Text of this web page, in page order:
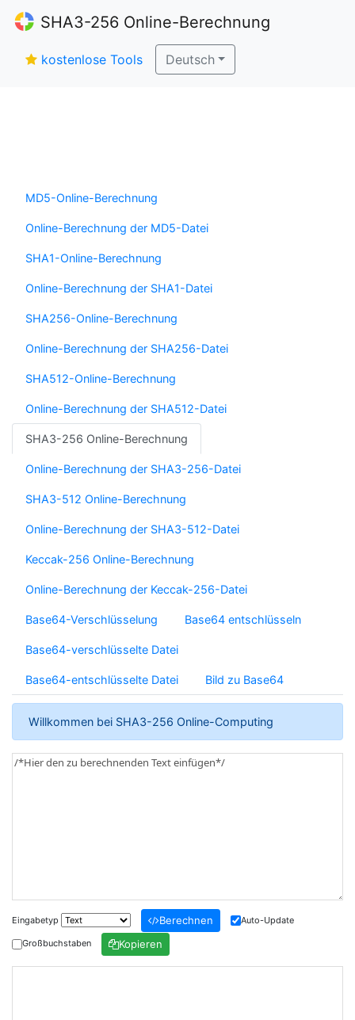
SHA3-256 Online-Berechnung
kostenlose Tools Deutsch
MD5-Online-Berechnung
Online-Berechnung der MD5-Datei
SHA1-Online-Berechnung
Online-Berechnung der SHA1-Datei
SHA256-Online-Berechnung
Online-Berechnung der SHA256-Datei
SHA512-Online-Berechnung
Online-Berechnung der SHA512-Datei
SHA3-256 Online-Berechnung
Online-Berechnung der SHA3-256-Datei
SHA3-512 Online-Berechnung
Online-Berechnung der SHA3-512-Datei
Keccak-256 Online-Berechnung
Online-Berechnung der Keccak-256-Datei
Base64-Verschlüsselung Base64 entschlüsseln
Base64-verschlüsselte Datei
Base64-entschlüsselte Datei Bild zu Base64
Willkommen bei SHA3-256 Online-Computing
Eingabetyp Berechnen Auto-Update
Großbuchstaben Kopieren